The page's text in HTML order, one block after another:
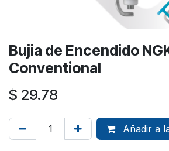
Bujia de Encendido
Conventional
$ 29.78
Añadir a